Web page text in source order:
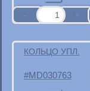
КОЛЬЦО УПЛ.
MD030763